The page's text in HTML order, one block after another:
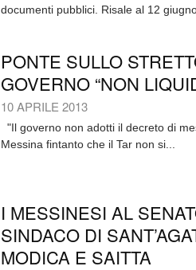
documenti pubblici. Risale al 12
PONTE SULLO
GOVERNO “NON
10 APRILE 2013
"Il governo non adotti il decreto di
Messina fintanto che il Tar non si...
I MESSINESI AL
SINDACO DI
MODICA E SAITTA